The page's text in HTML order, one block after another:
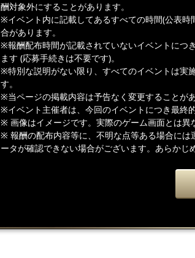
酬対象外にすることがあります。
※イベント内に記載してあるすべての時間(公表
合があります。
※報酬配布時間が記載されていないイベントにつ
ます (応募手続きは不要です)。
※特別な説明がない限り、すべてのイベントは実
す。
※当ページの掲載内容は予告なく変更することが
※イベント主催者は、今回のイベントにつき最終
※ 画像はイメージです。実際のゲーム画面とは異
※ 報酬の配布内容等に、不明な点等ある場合に
ータが確認できない場合がございます。あらかじ